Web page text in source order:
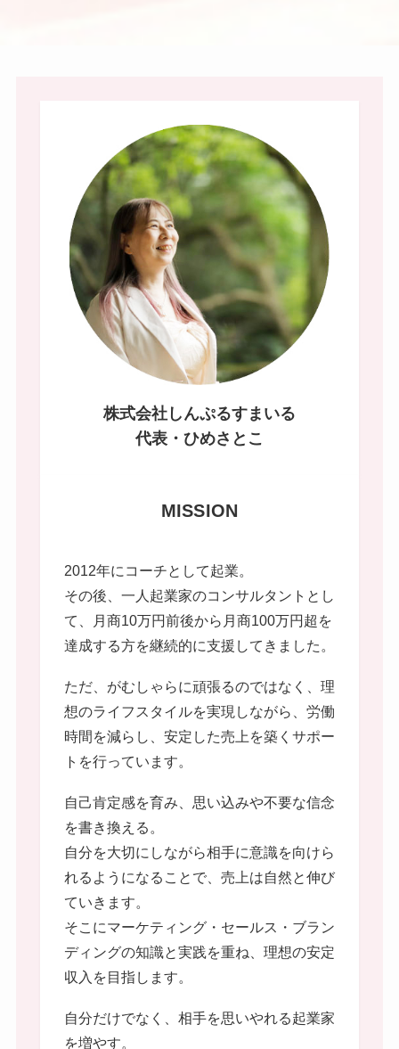
株式会社しんぷるすまいる
代表・ひめさとこ
MISSION
2012年にコーチとして起業。
その後、一人起業家のコンサルタントとし
て、月商10万円前後から月商100万円超を
達成する方を継続的に支援してきました。
ただ、がむしゃらに頑張るのではなく、理
想のライフスタイルを実現しながら、労働
時間を減らし、安定した売上を築くサポー
トを行っています。
自己肯定感を育み、思い込みや不要な信念
を書き換える。
自分を大切にしながら相手に意識を向けら
れるようになることで、売上は自然と伸び
ていきます。
そこにマーケティング・セールス・ブラン
ディングの知識と実践を重ね、理想の安定
収入を目指します。
自分だけでなく、相手を思いやれる起業家
を増やす。